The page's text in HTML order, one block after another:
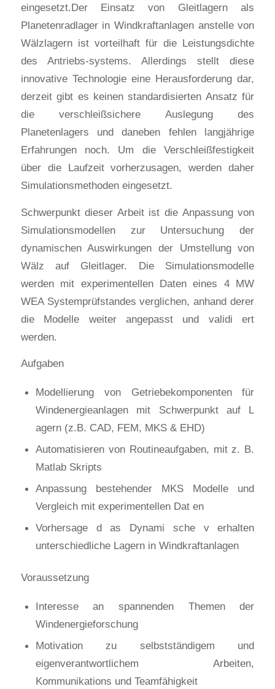
eingesetzt.Der Einsatz von Gleitlagern als
Planetenradlager in Windkraftanlagen anstelle von
Wälzlagern ist vorteilhaft für die Leistungsdichte
des Antriebs-systems. Allerdings stellt diese
innovative Technologie eine Herausforderung dar,
derzeit gibt es keinen standardisierten Ansatz für
die verschleißsichere Auslegung des
Planetenlagers und daneben fehlen langjährige
Erfahrungen noch. Um die Verschleißfestigkeit
über die Laufzeit vorherzusagen, werden daher
Simulationsmethoden eingesetzt.
Schwerpunkt dieser Arbeit ist die Anpassung von
Simulationsmodellen zur Untersuchung der
dynamischen Auswirkungen der Umstellung von
Wälz auf Gleitlager. Die Simulationsmodelle
werden mit experimentellen Daten eines 4 MW
WEA Systemprüfstandes verglichen, anhand derer
die Modelle weiter angepasst und validi ert
werden.
Aufgaben
Modellierung von Getriebekomponenten für
Windenergieanlagen mit Schwerpunkt auf L
agern (z.B. CAD, FEM, MKS & EHD)
Automatisieren von Routineaufgaben, mit z. B.
Matlab Skripts
Anpassung bestehender MKS Modelle und
Vergleich mit experimentellen Dat en
Vorhersage d as Dynami sche v erhalten
unterschiedliche Lagern in Windkraftanlagen
Voraussetzung
Interesse an spannenden Themen der
Windenergieforschung
Motivation zu selbstständigem und
eigenverantwortlichem Arbeiten,
Kommunikations und Teamfähigkeit